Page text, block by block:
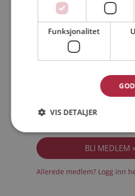
Min alder:
Jeg akseptererMedlemsvilkårene
Allerede medlem? Logg inn
Funksjonalitet
VIS DETALJER